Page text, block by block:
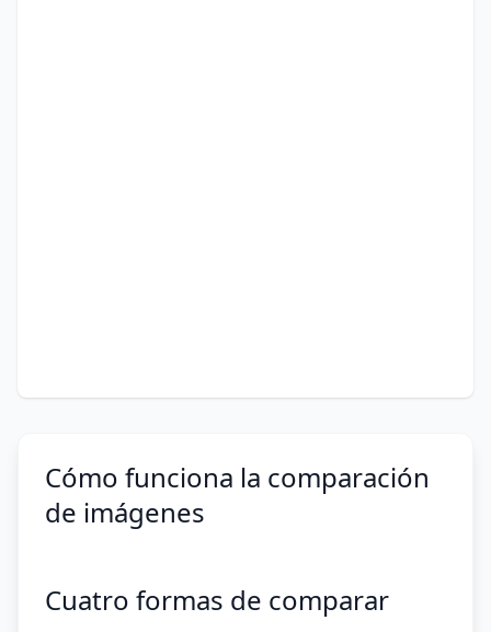
Cómo funciona la comparación
de imágenes
Cuatro formas de comparar